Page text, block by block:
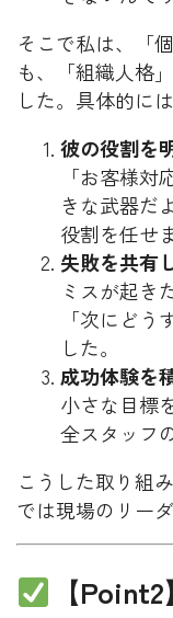
そこで私は、「
も、「組織人格
した。具体的に
彼の役割を
「お客様
きな武器だ
役割を任せ
失敗を共有
ミスが起き
「次にど
した。
成功体験を
小さな目標
全スタッフ
こうした取り組
では現場のリー
【